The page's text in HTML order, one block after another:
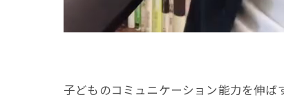
子どものコミュニケーション能力を伸